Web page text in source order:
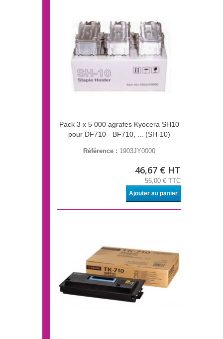
Pack 3 x 5 000 agrafes Kyocera SH10
pour DF710 - BF710, ... (SH-10)
Référence : 1903JY0000
46,67 € HT
56,00 € TTC
Ajouter au panier